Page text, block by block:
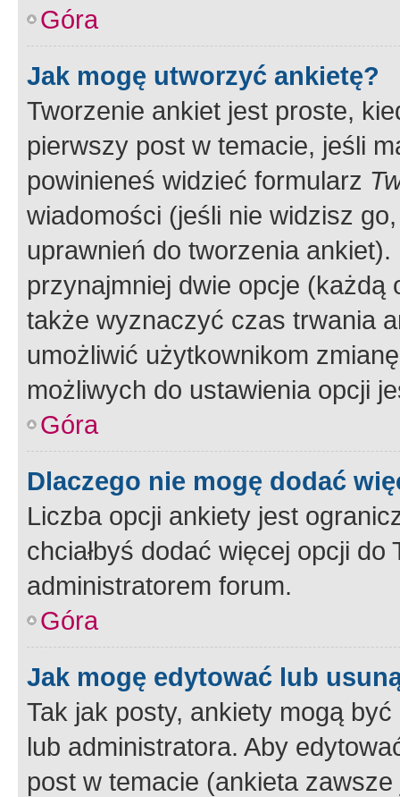
Góra
Jak mogę utworzyć ankietę?
Tworzenie ankiet jest proste,
pierwszy post w temacie, jeśli
powinieneś widzieć formularz
wiadomości (jeśli nie widzisz
uprawnień do tworzenia
przynajmniej dwie opcje
także wyznaczyć czas trwania
umożliwić użytkownikom
możliwych do ustawienia opcji
Góra
Dlaczego nie mogę dodać
Liczba opcji ankiety jest
chciałbyś dodać więcej opcji
administratorem forum.
Góra
Jak mogę edytować lub
Tak jak posty, ankiety mogą
lub administratora. Aby
post w temacie (ankieta